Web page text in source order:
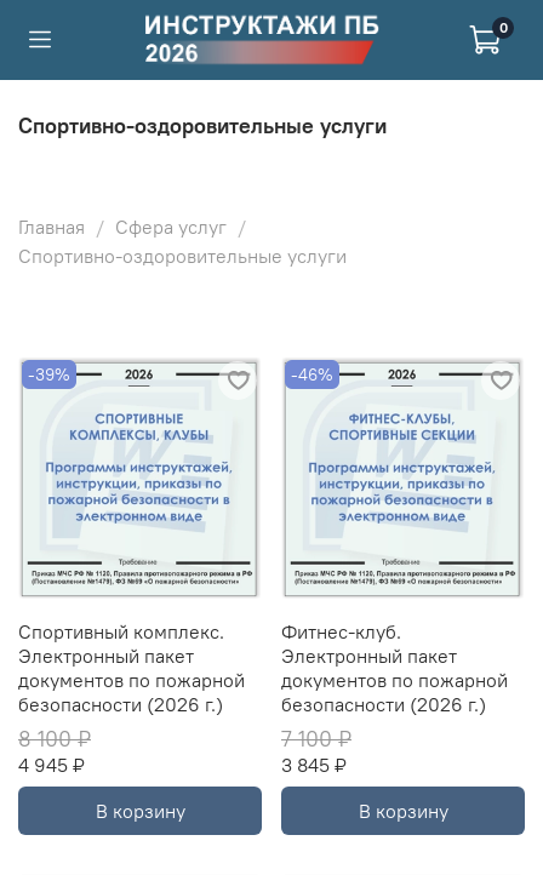
0
Спортивно-оздоровительные услуги
Главная
Сфера услуг
Спортивно-оздоровительные услуги
-39%
Спортивный комплекс.
Электронный пакет
документов по пожарной
безопасности (2026 г.)
8 100 ₽
4 945 ₽
В корзину
-46%
Фитнес-клуб.
Электронный пакет
документов по пожарной
безопасности (2026 г.)
7 100 ₽
3 845 ₽
В корзину